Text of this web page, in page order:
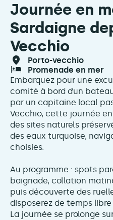
Journée en
Sardaigne
Vecchio
porto-vecchio
promenade en mer
Embarquez pour une
comité à bord d’un
par un capitaine local
Vecchio, cette journée
des sites naturels
des eaux turquoise,
choisies.
Au programme : spots
baignade, collation
puis découverte des
disposerez de temps libre
La journée se prolonge